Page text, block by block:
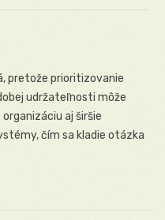
pretože prioritizovanie
udržateľnosti môže
aj širšie
čím sa kladie otázka